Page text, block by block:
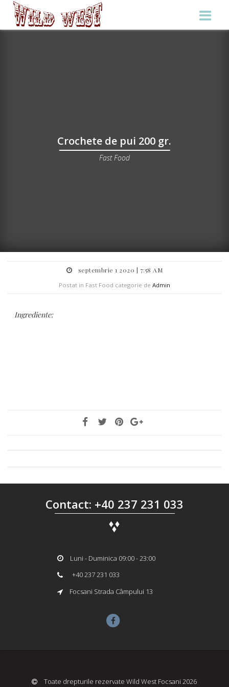
Crochete de pui 200 gr.
Fast Food
septembrie 1 2020 | 7:58 AM
Postat in Fast Food categorie de Admin
Ingrediente:
Contact: +40 237 231 033
Luni - Duminica 09:00 - 23:00
+40 237 231 033
Focsani Strada Câmpului 13
Toate drepturile rezervate Wild West Focsani 2026